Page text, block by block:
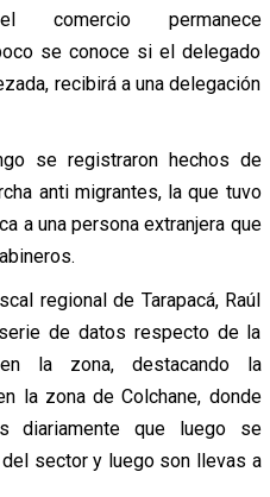
comercio permanece
se conoce si el delegado
recibirá a una delegación
se registraron hechos de
anti migrantes, la que tuvo
a una persona extranjera que
regional de Tarapacá, Raúl
de datos respecto de la
la zona, destacando la
la zona de Colchane, donde
diariamente que luego se
sector y luego son llevas a